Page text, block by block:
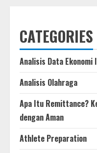
CATEGORIES
Analisis Data
Analisis Olahraga
Apa Itu Remittance?
dengan Aman
Athlete Preparation